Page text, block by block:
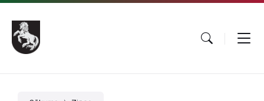
Pāriet
saturu
Skip
main
navigation
Skip
footer